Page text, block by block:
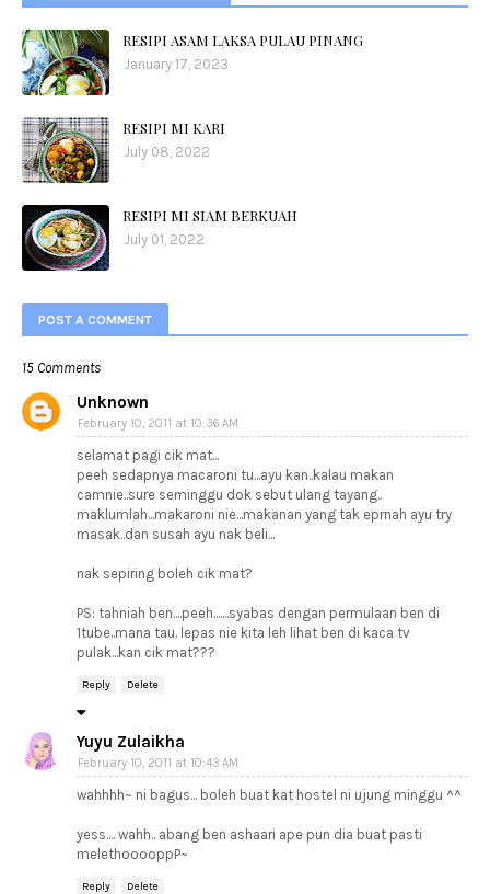
RESIPI ASAM LAKSA PULAU PINANG
January 17, 2023
RESIPI MI KARI
July 08, 2022
RESIPI MI SIAM BERKUAH
July 01, 2022
POST A COMMENT
15 Comments
Unknown
February 10, 2011 at 10:36 AM
selamat pagi cik mat...
peeh sedapnya macaroni tu...ayu kan..kalau makan
camnie..sure seminggu dok sebut ulang tayang..
maklumlah...makaroni nie...makanan yang tak eprnah ayu try
masak..dan susah ayu nak beli...
nak sepiring boleh cik mat?
PS: tahniah ben....peeh.......syabas dengan permulaan ben di
1tube..mana tau. lepas nie kita leh lihat ben di kaca tv
pulak...kan cik mat???
Reply Delete
Yuyu Zulaikha
February 10, 2011 at 10:43 AM
wahhhh~ ni bagus... boleh buat kat hostel ni ujung minggu ^^
yess.... wahh.. abang ben ashaari ape pun dia buat pasti
melethooooppP~
Reply Delete